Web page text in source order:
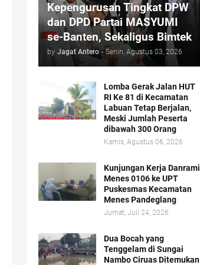
Kepengurusan Tingkat DPW
dan DPD Partai MASYUMI
se-Banten, Sekaligus Bimtek
by Jagat Antero - Senin, Agustus 03, 2026
Lomba Gerak Jalan HUT
RI Ke 81 di Kecamatan
Labuan Tetap Berjalan,
Meski Jumlah Peserta
dibawah 300 Orang
Kamis, Agustus 06, 2026
Kunjungan Kerja Danramil
Menes 0106 ke UPT
Puskesmas Kecamatan
Menes Pandeglang
Jumat, Juli 24, 2026
Dua Bocah yang
Tenggelam di Sungai
Nambo Ciruas Ditemukan